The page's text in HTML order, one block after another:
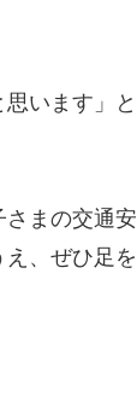
います」と
まの交通安
、ぜひ足を